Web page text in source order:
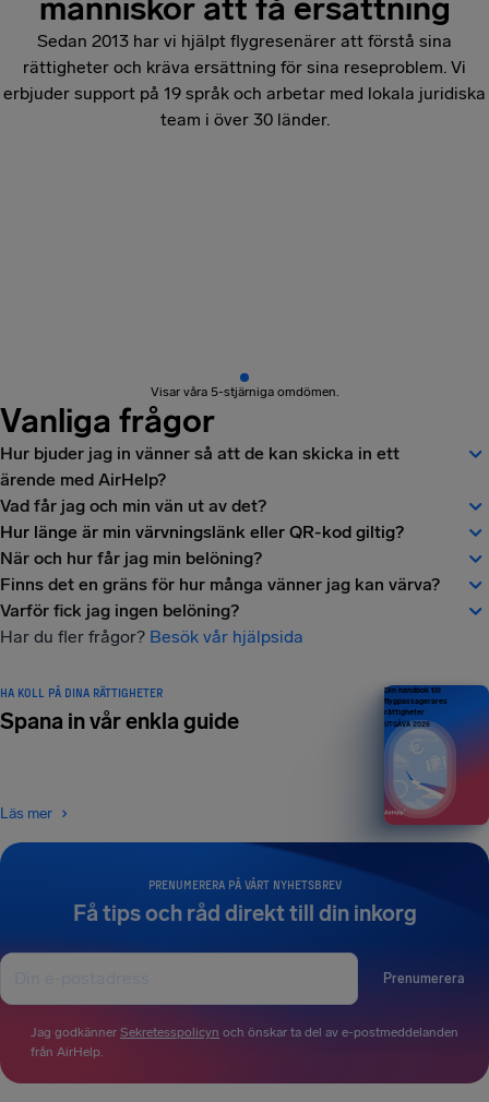
människor att få ersättning
Sedan 2013 har vi hjälpt flygresenärer att förstå sina
rättigheter och kräva ersättning för sina reseproblem. Vi
erbjuder support på 19 språk och arbetar med lokala juridiska
team i över 30 länder.
Visar våra 5-stjärniga omdömen.
Vanliga frågor
Hur bjuder jag in vänner så att de kan skicka in ett
ärende med AirHelp?
Vad får jag och min vän ut av det?
Hur länge är min värvningslänk eller QR-kod giltig?
När och hur får jag min belöning?
Finns det en gräns för hur många vänner jag kan värva?
Varför fick jag ingen belöning?
Har du fler frågor? Besök vår hjälpsida
PRENUMERERA PÅ VÅRT NYHETSBREV
Få tips och råd direkt till din inkorg
Prenumerera
Jag godkänner Sekretesspolicyn och önskar ta del av e-postmeddelanden
från AirHelp.
HA KOLL PÅ DINA RÄTTIGHETER
Spana in vår enkla guide
Läs mer
Din handbok till
flygpassagerares
rättigheter
UTGÅVA 2026